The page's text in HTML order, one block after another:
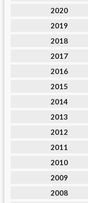
2020
2019
2018
2017
2016
2015
2014
2013
2012
2011
2010
2009
2008